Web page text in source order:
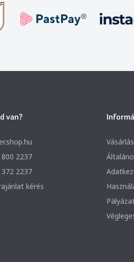
van?
2237
2237
kérés